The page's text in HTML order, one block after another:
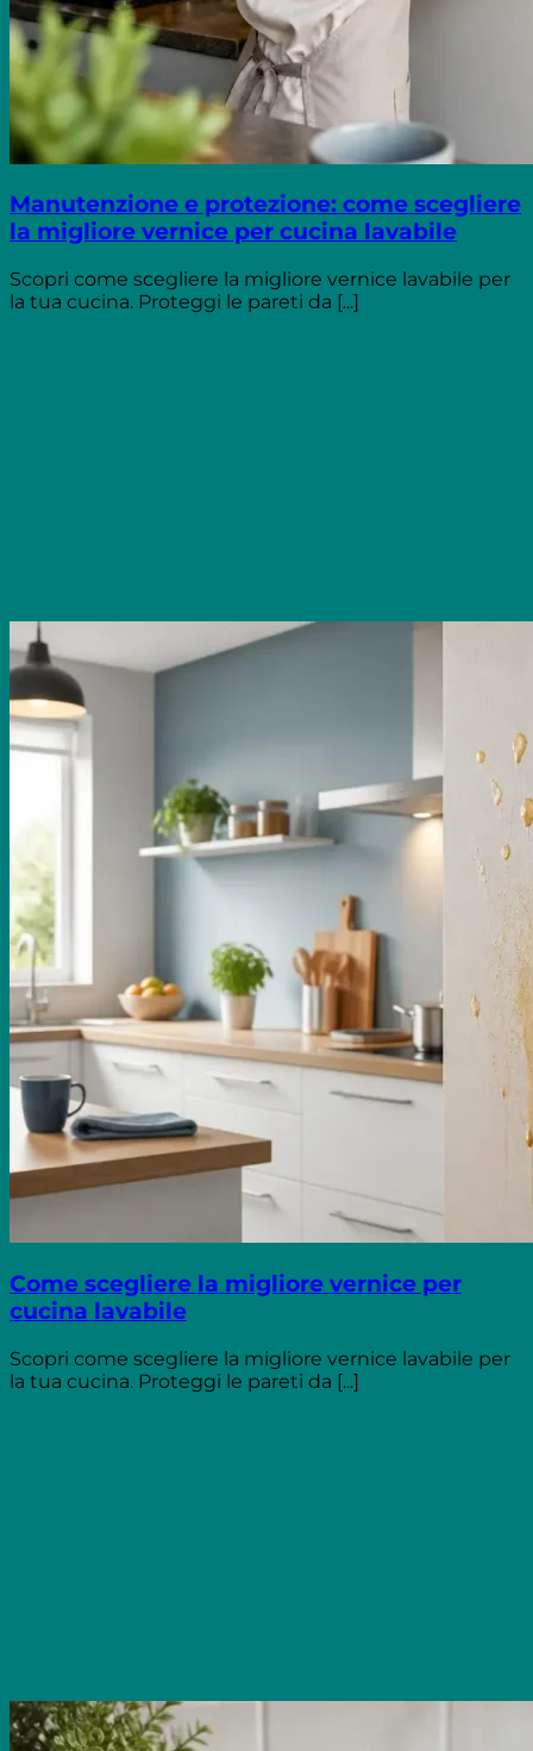
Manutenzione e protezione: come scegliere
la migliore vernice per cucina lavabile
Scopri come scegliere la migliore vernice lavabile per
la tua cucina. Proteggi le pareti da [...]
Come scegliere la migliore vernice per
cucina lavabile
Scopri come scegliere la migliore vernice lavabile per
la tua cucina. Proteggi le pareti da [...]